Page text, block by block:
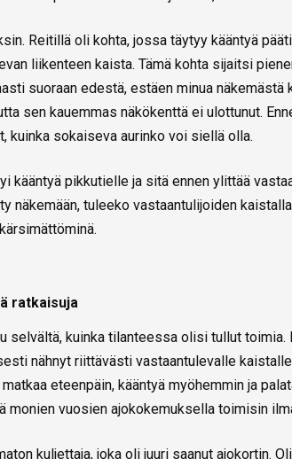
Reitillä oli kohta, jossa täytyy kääntyä
liikenteen kaista. Tämä kohta sijaitsi
suoraan edestä, estäen minua näkemästä
sen kauemmas näkökenttä ei ulottunut.
kuinka sokaiseva aurinko voi siellä olla.
kääntyä pikkutielle ja sitä ennen ylittää
näkemään, tuleeko vastaantulijoiden
ratkaisuja
selvältä, kuinka tilanteessa olisi tullut
nähnyt riittävästi vastaantulevalle
eteenpäin, kääntyä myöhemmin ja
vuosien ajokokemuksella toimisin
kuljettaja, joka oli juuri saanut ajokortin.